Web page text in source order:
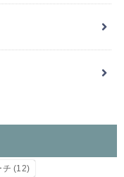
チ (12)